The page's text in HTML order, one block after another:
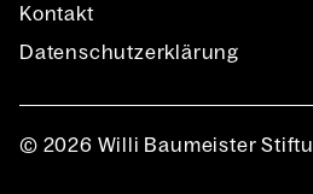
© 2026 Willi Baumeister
Kon­takt
Daten­schutz­er­klä­rung